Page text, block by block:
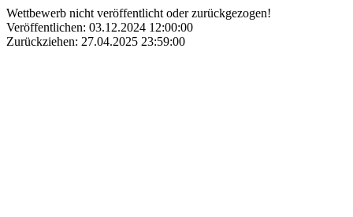
Wettbewerb nicht veröffentlicht oder zurückgezogen!
Veröffentlichen: 03.12.2024 12:00:00
Zurückziehen: 27.04.2025 23:59:00